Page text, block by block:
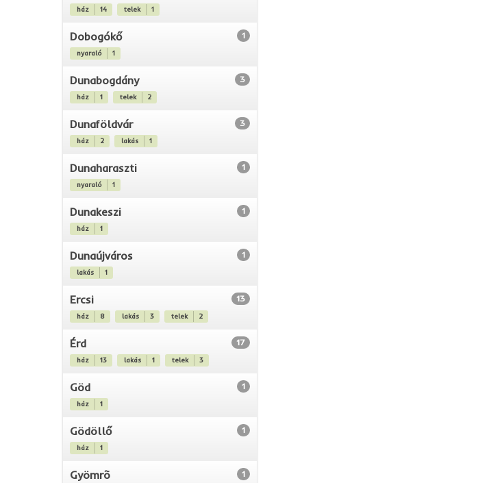
ház 14 telek 1
Dobogókő 1
nyaraló 1
Dunabogdány 3
ház 1 telek 2
Dunaföldvár 3
ház 2 lakás 1
Dunaharaszti 1
nyaraló 1
Dunakeszi 1
ház 1
Dunaújváros 1
lakás 1
Ercsi 13
ház 8 lakás 3 telek 2
Érd 17
ház 13 lakás 1 telek 3
Göd 1
ház 1
Gödöllő 1
ház 1
Gyömrõ 1